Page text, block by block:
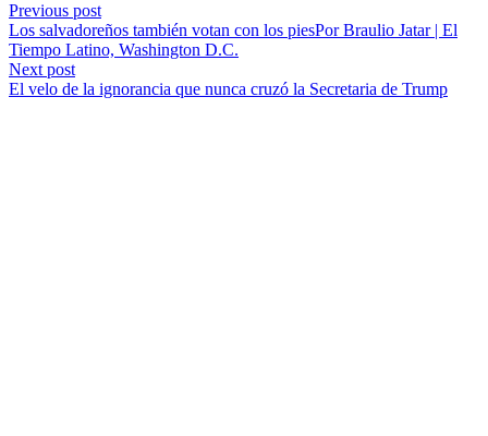
Previous post
Los salvadoreños también votan con los piesPor Braulio Jatar | El
Tiempo Latino, Washington D.C.
Next post
El velo de la ignorancia que nunca cruzó la Secretaria de Trump